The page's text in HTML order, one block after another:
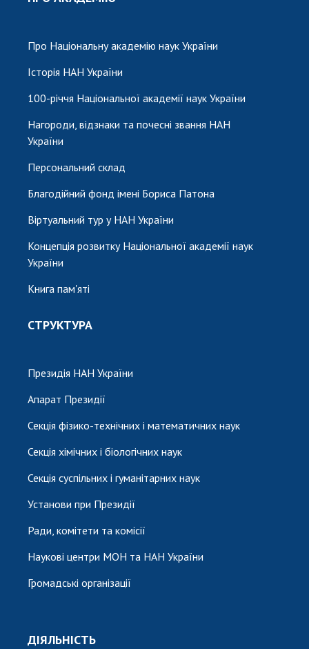
АКАДЕМІЯ КОМЕНТУЄ
КОНТАКТИ
ПРОФСПІЛКА НАН УКРАЇНИ
Про Національну академію наук України
Історія НАН України
100-річчя Національної академії наук України
Нагороди, відзнаки та почесні звання НАН
України
Персональний склад
Благодійний фонд імені Бориса Патона
Віртуальний тур у НАН України
Концепція розвитку Національної академії наук
України
Книга пам'яті
СТРУКТУРА
Президія НАН України
Апарат Президії
Секція фізико-технічних і математичних наук
Секція хімічних і біологічних наук
Секція суспільних і гуманітарних наук
Установи при Президії
Ради, комітети та комісії
Наукові центри МОН та НАН України
Громадські організації
ДІЯЛЬНІСТЬ